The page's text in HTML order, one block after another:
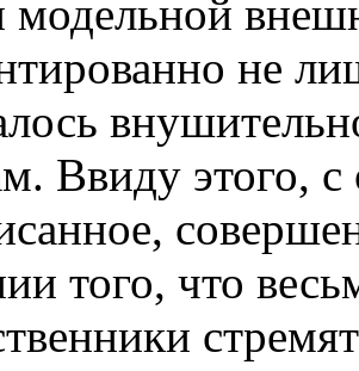
модельной
не
Ввиду этого, с
того, что